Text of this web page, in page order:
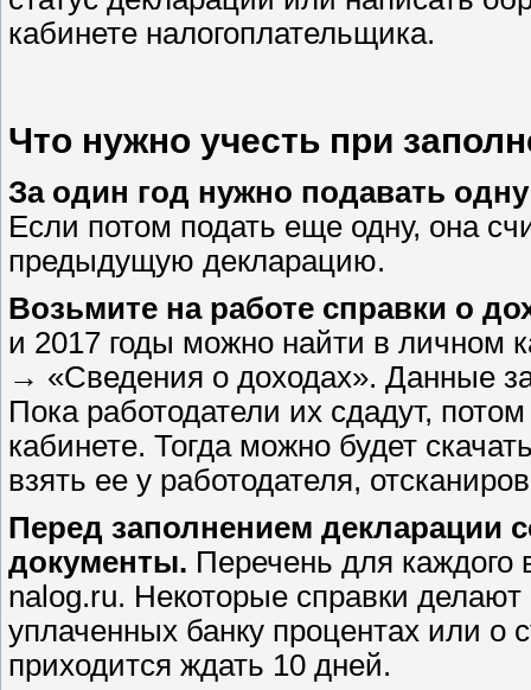
кабинете налогоплательщика.
Что нужно учесть при
За один год нужно подавать
Если потом подать еще одну, она
предыдущую декларацию.
Возьмите на работе справки о
и 2017 годы можно найти в личном
→ «Сведения о доходах». Данные за
Пока работодатели их сдадут,
кабинете. Тогда можно будет
взять ее у работодателя,
Перед заполнением декларации
документы. Перечень для каждого
nalog.ru. Некоторые справки
уплаченных банку процентах или о
приходится ждать 10 дней.